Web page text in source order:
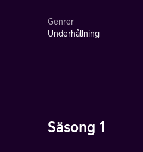
Genrer
Underhållning
Säsong 1